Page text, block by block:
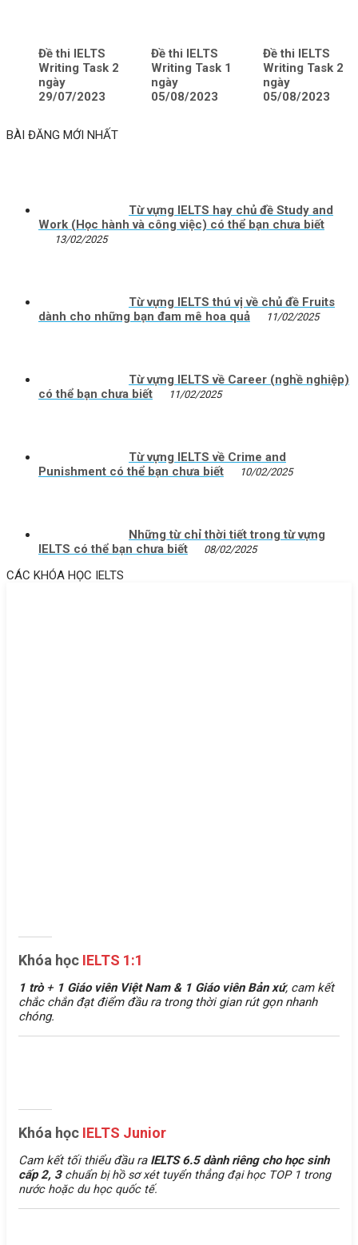
Đề thi IELTS
Writing Task 2
ngày
29/07/2023
Đề thi IELTS
Writing Task 1
ngày
05/08/2023
Đề thi IELTS
Writing Task 2
ngày
05/08/2023
BÀI ĐĂNG MỚI NHẤT
Từ vựng IELTS hay chủ đề Study and
Work (Học hành và công việc) có thể bạn chưa biết
13/02/2025
Từ vựng IELTS thú vị về chủ đề Fruits
dành cho những bạn đam mê hoa quả
11/02/2025
Từ vựng IELTS về Career (nghề nghiệp)
có thể bạn chưa biết
11/02/2025
Từ vựng IELTS về Crime and
Punishment có thể bạn chưa biết
10/02/2025
Những từ chỉ thời tiết trong từ vựng
IELTS có thể bạn chưa biết
08/02/2025
CÁC KHÓA HỌC IELTS
Khóa học IELTS 1:1
1 trò+ 1 Giáo viên Việt Nam & 1 Giáo viên Bản xứ, cam kết
chắc chắn đạt điểm đầu ra trong thời gian rút gọn nhanh
chóng.
Khóa học IELTS Junior
Cam kết tối thiểu đầu raIELTS 6.5 dành riêng cho học sinh
cấp 2, 3 chuẩn bị hồ sơ xét tuyển thẳng đại học TOP 1 trong
nước hoặc du học quốc tế.